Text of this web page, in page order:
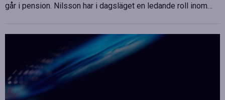
går i pension. Nilsson har i dagsläget en ledande roll inom…